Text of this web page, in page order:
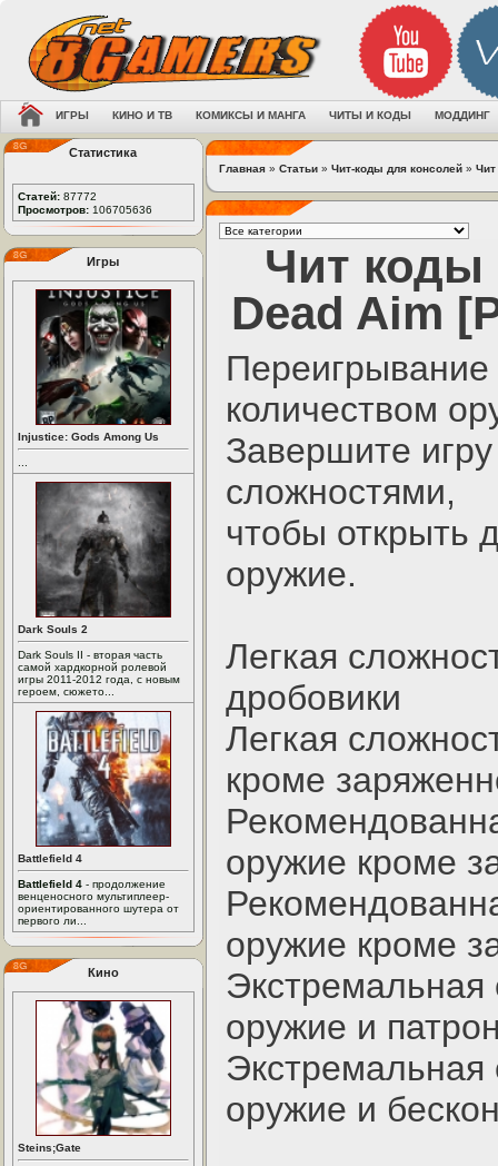
ИГРЫ КИНО И ТВ КОМИКСЫ И МАНГА ЧИТЫ И КОДЫ МОДДИНГ
Статистика
Статей: 87772
Просмотров: 106705636
Игры
Injustice: Gods Among Us
Dark Souls 2
Dark Souls II - вторая часть
самой хардкорной ролевой
игры 2011-2012 года, с новым
героем, сюжето...
Battlefield 4
Battlefield 4 - продолжение
венценосного мультиплеер-
ориентированного шутера от
первого ли...
Кино
Steins;Gate
Главная » Статьи » Чит-коды для консолей » Чит
Чит коды
Dead Aim
количеством
Завершите
сложностями,
чтобы открыть
оружие.
Легкая
дробовики
Легкая
кроме
оружие кроме
оружие кроме
Экстремальная
оружие и
Экстремальная
оружие и